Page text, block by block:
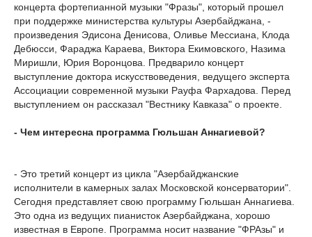
концерта фортепианной музыки "Фразы", который прошел
при поддержке министерства культуры Азербайджана, -
произведения Эдисона Денисова, Оливье Мессиана, Клода
Дебюсси, Фараджа Караева, Виктора Екимовского, Назима
Миришли, Юрия Воронцова. Предварило концерт
выступление доктора искусствоведения, ведущего эксперта
Ассоциации современной музыки Рауфа Фархадова. Перед
выступлением он рассказал "Вестнику Кавказа" о проекте.
- Чем интересна программа Гюльшан Аннагиевой?
- Это третий концерт из цикла "Азербайджанские
исполнители в камерных залах Московской консерватории".
Сегодня представляет свою программу Гюльшан Аннагиева.
Это одна из ведущих пианисток Азербайджана, хорошо
известная в Европе. Программа носит название "ФРАзы" и